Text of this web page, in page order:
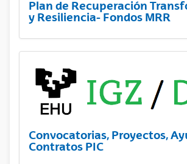
Plan de Recuperación
y Resiliencia- Fondos MRR
Convocatorias, Proyectos,
Contratos PIC